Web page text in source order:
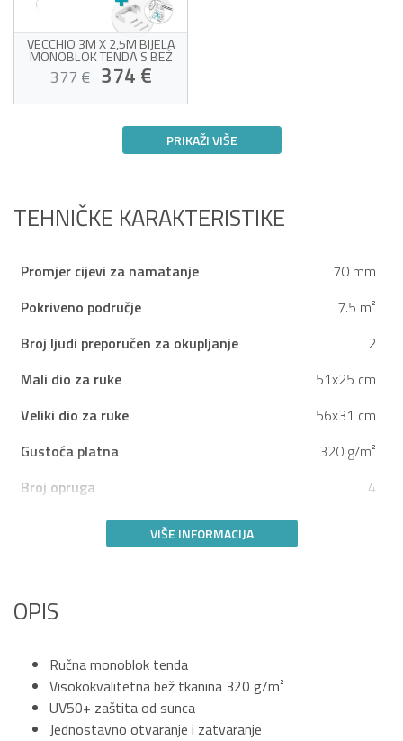
VECCHIO 3M X 2,5M BIJELA
MONOBLOK TENDA S BEŽ
TKANINOM I STROPNIM
PRIČVRŠĆIVANJEM
377 € 374 €
montažom na strop
Bijeli okvir i bež tkanina od
Procijenjena dostava između 17/08 i
PRIKAŽI VIŠE
TEHNIČKE KARAKTERISTIKE
Promjer cijevi za namatanje
70 mm
Pokriveno područje
7.5 m²
Broj ljudi preporučen za okupljanje
2
Mali dio za ruke
51x25 cm
Veliki dio za ruke
56x31 cm
Gustoća platna
320 g/m²
Broj opruga
4
VIŠE INFORMACIJA
OPIS
Ručna monoblok tenda
Visokokvalitetna bež tkanina 320 g/m²
UV50+ zaštita od sunca
Jednostavno otvaranje i zatvaranje